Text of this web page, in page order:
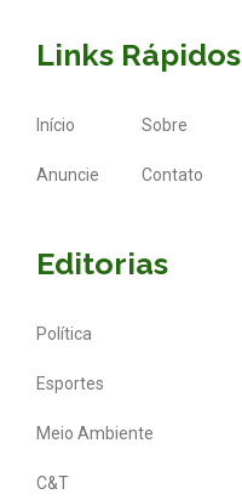
Links Rápidos
Início Sobre
Anuncie Contato
Editorias
Política
Esportes
Meio Ambiente
C&T